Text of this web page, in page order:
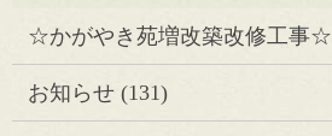
☆かがやき苑増改築改修工事☆
お知らせ(131)